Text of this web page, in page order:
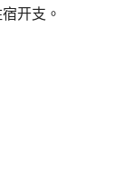
开支。